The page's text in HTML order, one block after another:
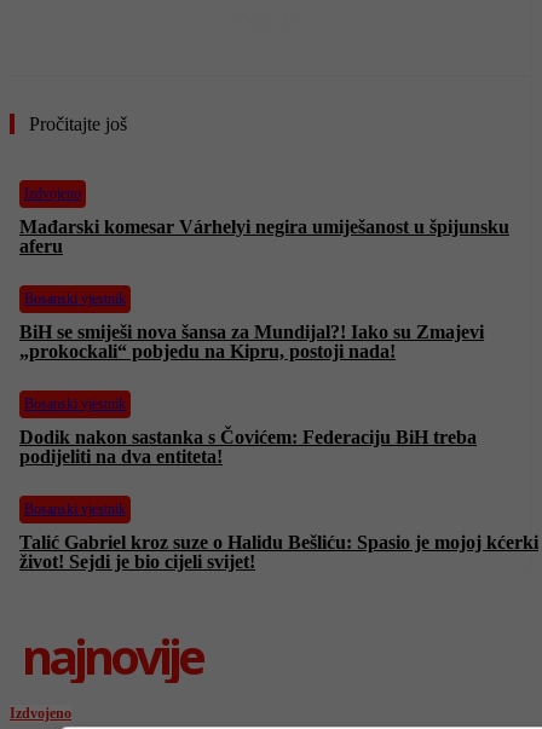
Pročitajte još
Izdvojeno
Mađarski komesar Várhelyi negira umiješanost u špijunsku
aferu
Bosanski vjestnik
BiH se smiješi nova šansa za Mundijal?! Iako su Zmajevi
„prokockali“ pobjedu na Kipru, postoji nada!
Bosanski vjestnik
Dodik nakon sastanka s Čovićem: Federaciju BiH treba
podijeliti na dva entiteta!
Bosanski vjestnik
Talić Gabriel kroz suze o Halidu Bešliću: Spasio je mojoj kćerki
život! Sejdi je bio cijeli svijet!
najnovije
Izdvojeno